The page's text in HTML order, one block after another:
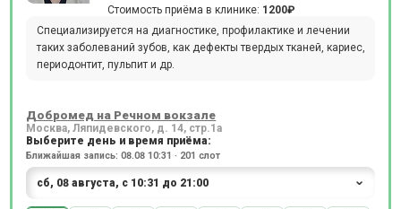
Стоимость приёма в клинике: 1200₽
Специализируется на диагностике, профилактике и лечении
таких заболеваний зубов, как дефекты твердых тканей, кариес,
периодонтит, пульпит и др.
Добромед на Речном вокзале
Москва, Ляпидевского, д. 14, стр.1а
Выберите день и время приёма:
Ближайшая запись: 08.08 10:31 · 201 слот